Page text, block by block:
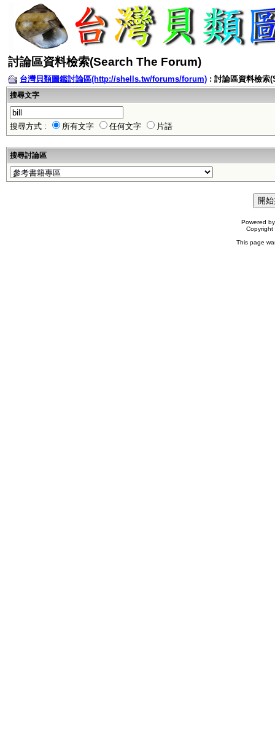
討論區資料檢索(Search The Forum)
台灣貝類圖鑑討論區(http://shells.tw/forums/forum) : 討論區資料檢索
搜尋文字
搜尋方式 : 所有文字 任何文字 片語
搜尋討論區
Powered
This page